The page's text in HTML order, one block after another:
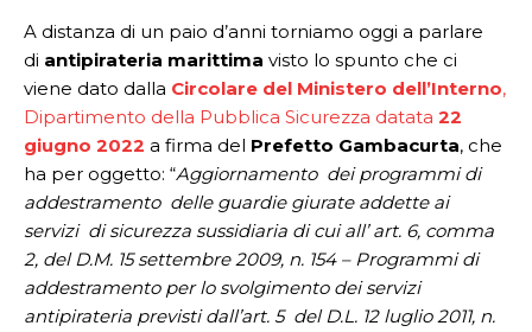
A distanza di un paio d’anni torniamo oggi a parlare
di antipirateria marittima visto lo spunto che ci
viene dato dalla Circolare del Ministero dell’Interno,
Dipartimento della Pubblica Sicurezza datata 22
giugno 2022 a firma del Prefetto Gambacurta, che
ha per oggetto: “Aggiornamento dei programmi di
addestramento delle guardie giurate addette ai
servizi di sicurezza sussidiaria di cui all’ art. 6, comma
2, del D.M. 15 settembre 2009, n. 154 – Programmi di
addestramento per lo svolgimento dei servizi
antipirateria previsti dall’art. 5 del D.L. 12 luglio 2011, n.